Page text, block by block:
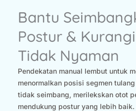
Bantu
Postur &
Tidak Nyaman
Pendekatan manual lembut untuk
menormalkan posisi segmen
tidak seimbang, merilekskan otot
mendukung postur yang lebih baik.